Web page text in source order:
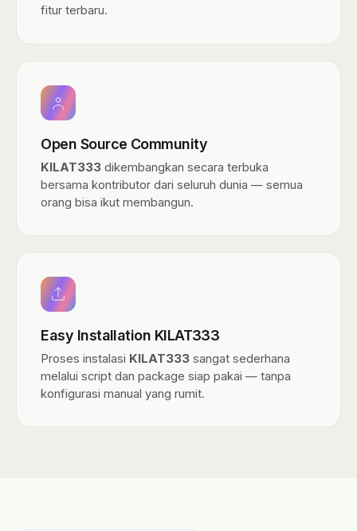
fitur terbaru.
Open Source Community
KILAT333 dikembangkan secara terbuka
bersama kontributor dari seluruh dunia — semua
orang bisa ikut membangun.
Easy Installation KILAT333
Proses instalasi KILAT333 sangat sederhana
melalui script dan package siap pakai — tanpa
konfigurasi manual yang rumit.